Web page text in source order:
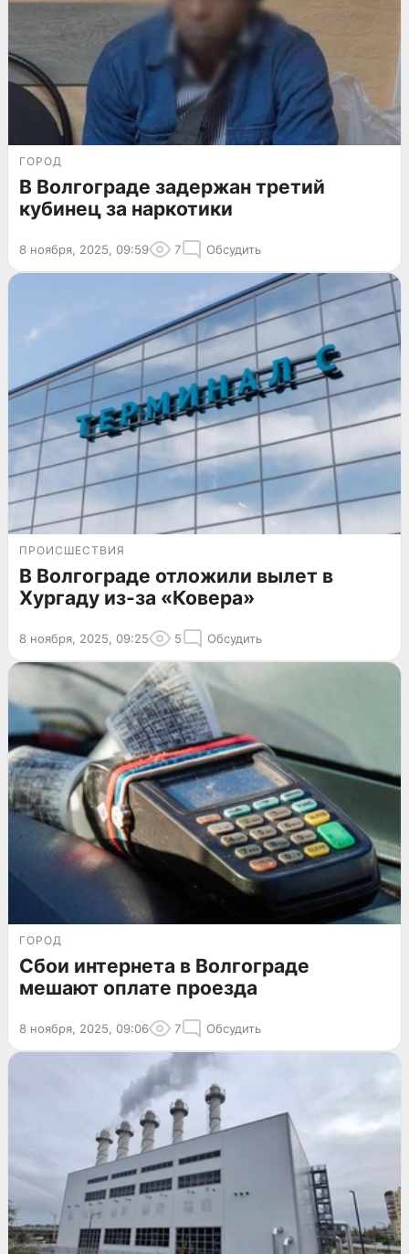
ГОРОД
В Волгограде задержан третий
кубинец за наркотики
8 ноября, 2025, 09:59 7 Обсудить
ПРОИСШЕСТВИЯ
В Волгограде отложили вылет в
Хургаду из-за «Ковера»
8 ноября, 2025, 09:25 5 Обсудить
ГОРОД
Сбои интернета в Волгограде
мешают оплате проезда
8 ноября, 2025, 09:06 7 Обсудить